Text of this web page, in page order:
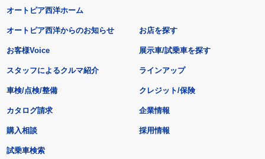
オートピア西洋ホーム
オートピア西洋からのお知らせ
お客様Voice
スタッフによるクルマ紹介
お店を探す
展示車/試乗車を探す
ラインアップ
車検/点検/整備 クレジット/保険
カタログ請求
購入相談
試乗車検索
企業情報
採用情報